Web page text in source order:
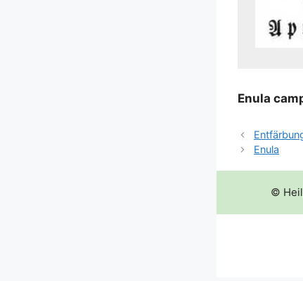
Enu­la
Enula
©